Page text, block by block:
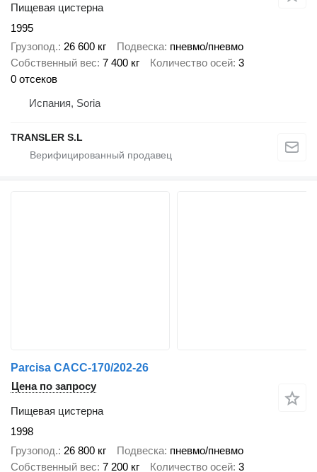
Пищевая цистерна
1995
Грузопод. 26 600 кг Подвеска пневмо/пневмо
Собственный вес 7 400 кг Количество осей 3
0 отсеков
Испания, Soria
TRANSLER S.L
Parcisa CACC-170/202-26
Цена по запросу
Пищевая цистерна
1998
Грузопод. 26 800 кг Подвеска пневмо/пневмо
Собственный вес 7 200 кг Количество осей 3